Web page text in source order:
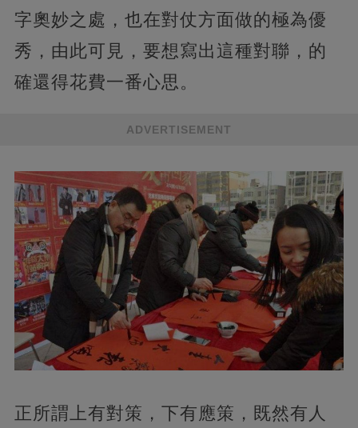
字奧妙之處，也在對仗方面做的極為優
秀，由此可見，要想寫出這種對聯，的
確還得花費一番心思。
ADVERTISEMENT
正所謂上有對策，下有應策，既然有人